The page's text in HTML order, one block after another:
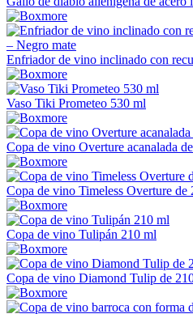
Enfriador de vino inclinado con
Vaso Tiki Prometeo 530 ml
Copa de vino Overture acanalada
Copa de vino Timeless Overture de
Copa de vino Tulipán 210 ml
Copa de vino Diamond Tulip de